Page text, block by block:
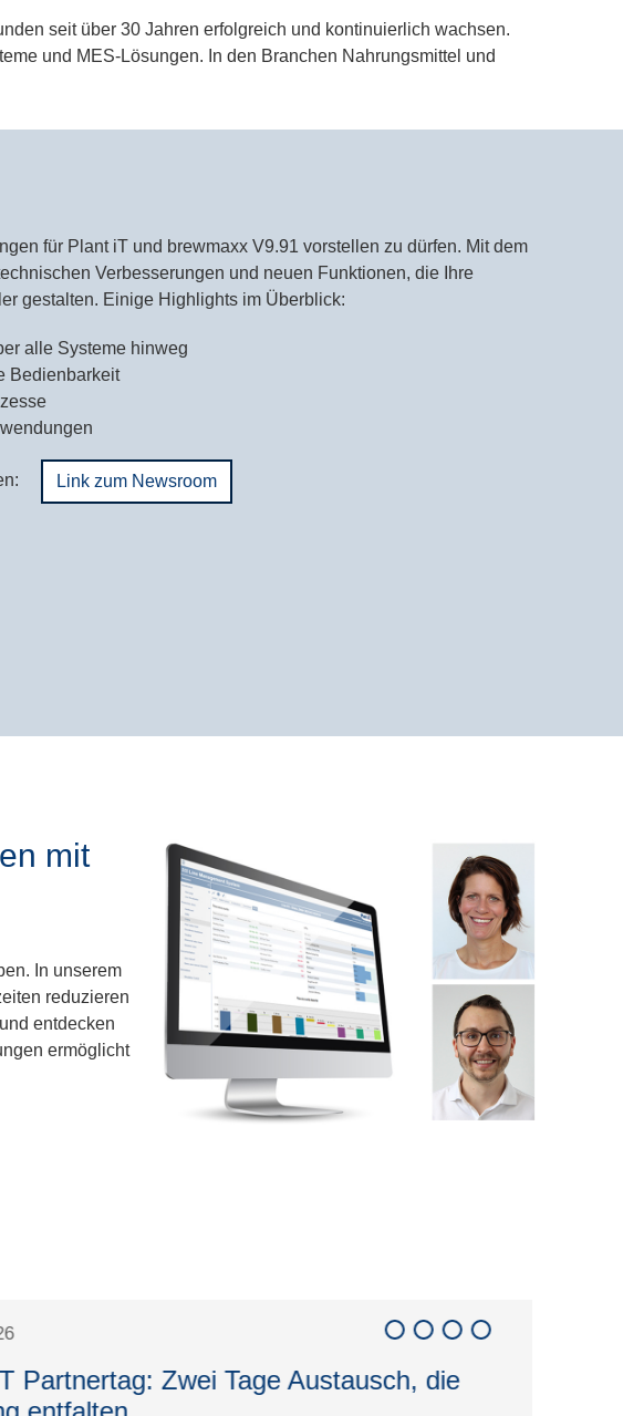
seit über 30 Jahren erfolgreich und kontinuierlich wachsen.
und MES-Lösungen. In den Branchen Nahrungsmittel und
für Plant iT und brewmaxx V9.91 vorstellen zu dürfen. Mit dem
Verbesserungen und neuen Funktionen, die Ihre
gestalten. Einige Highlights im Überblick:
alle Systeme hinweg
Bedienbarkeit
Link zum Newsroom
mit
In unserem
reduzieren
entdecken
ermöglicht
3 4
Partnertag: Zwei Tage Austausch, die